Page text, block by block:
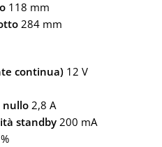
118 mm
284 mm
continua) 12 V
nullo 2,8 A
standby 200 mA